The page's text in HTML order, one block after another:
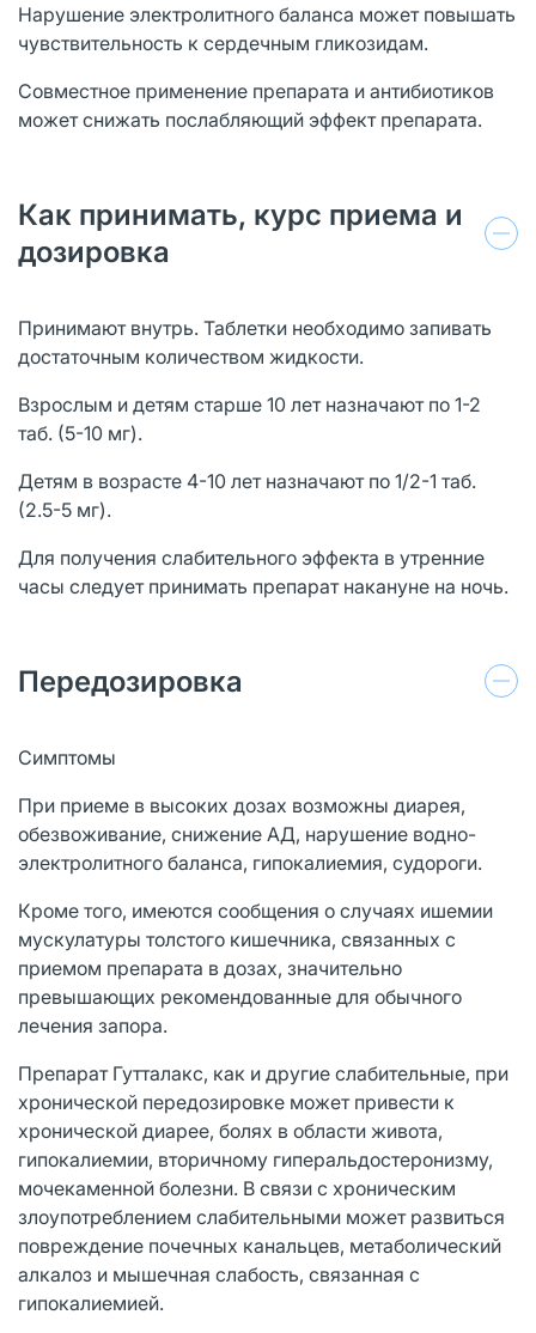
Нарушение электролитного баланса может повышать
чувствительность к сердечным гликозидам.
Совместное применение препарата и антибиотиков
может снижать послабляющий эффект препарата.
Как принимать, курс приема и
дозировка
Принимают внутрь. Таблетки необходимо запивать
достаточным количеством жидкости.
Взрослым и детям старше 10 лет назначают по 1-2
таб. (5-10 мг).
Детям в возрасте 4-10 лет назначают по 1/2-1 таб.
(2.5-5 мг).
Для получения слабительного эффекта в утренние
часы следует принимать препарат накануне на ночь.
Передозировка
Симптомы
При приеме в высоких дозах возможны диарея,
обезвоживание, снижение АД, нарушение водно-
электролитного баланса, гипокалиемия, судороги.
Кроме того, имеются сообщения о случаях ишемии
мускулатуры толстого кишечника, связанных с
приемом препарата в дозах, значительно
превышающих рекомендованные для обычного
лечения запора.
Препарат Гутталакс, как и другие слабительные, при
хронической передозировке может привести к
хронической диарее, болях в области живота,
гипокалиемии, вторичному гиперальдостеронизму,
мочекаменной болезни. В связи с хроническим
злоупотреблением слабительными может развиться
повреждение почечных канальцев, метаболический
алкалоз и мышечная слабость, связанная с
гипокалиемией.